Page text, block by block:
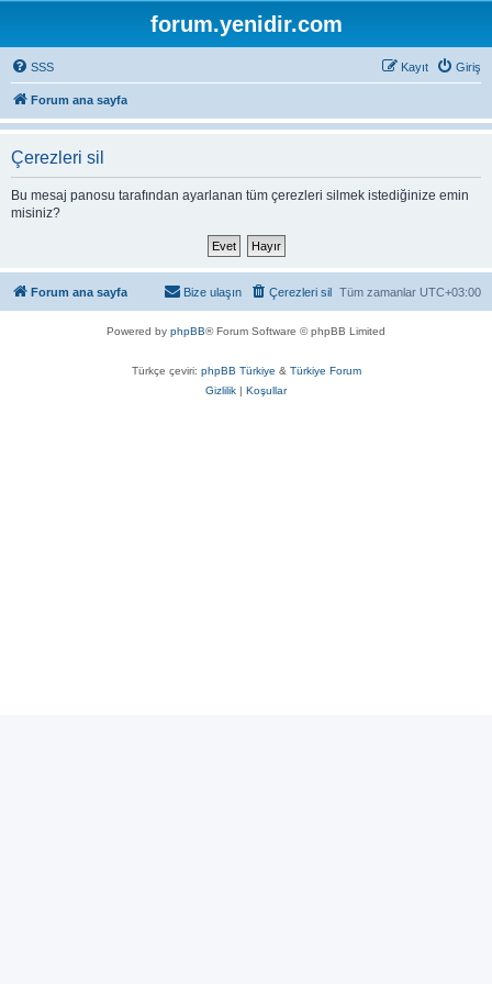
forum.yenidir.com
SSS Giriş
Kayıt
Forum ana sayfa
Çerezleri sil
Bu mesaj panosu tarafından ayarlanan tüm çerezleri silmek istediğinize emin
misiniz?
Forum ana sayfa Tüm zamanlar UTC+03:00
Çerezleri sil
Bize ulaşın
Powered by phpBB® Forum Software © phpBB Limited
Türkçe çeviri: phpBB Türkiye & Türkiye Forum
Gizlilik | Koşullar